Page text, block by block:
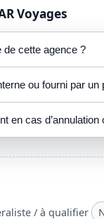
Voyages
de cette agence ?
ou fourni par un
en cas
/ à qualifier